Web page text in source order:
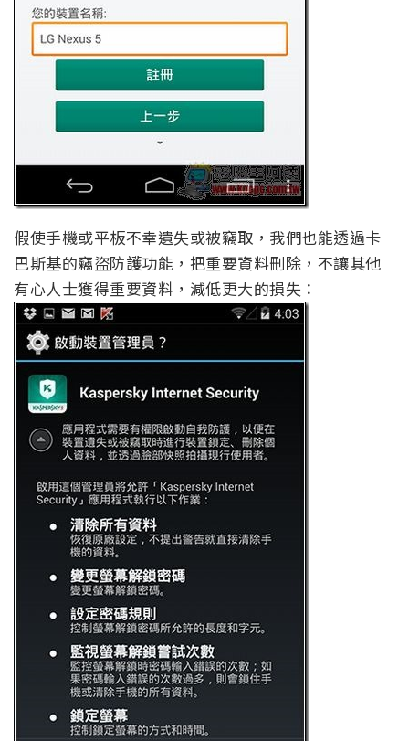
假使手機或平板不幸遺失或被竊取，我們也能透過卡
巴斯基的竊盜防護功能，把重要資料刪除，不讓其他
有心人士獲得重要資料，減低更大的損失：